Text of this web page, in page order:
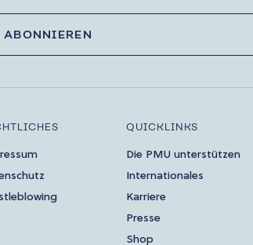
ABONNIEREN
QUICKLINKS
Die PMU unterstützen
Internationales
Karriere
Presse
Shop